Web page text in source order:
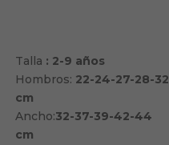
Talla : 2-9 años
Hombros: 22-24-27-28-32
cm
Ancho:32-37-39-42-44
cm